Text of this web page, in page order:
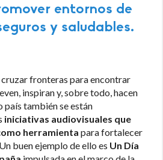
entornos de
y saludables.
cruzar fronteras para encontrar
inspiran y, sobre todo, hacen
país también se están
iniciativas audiovisuales que
herramienta para fortalecer
buen ejemplo de ello es Un Día